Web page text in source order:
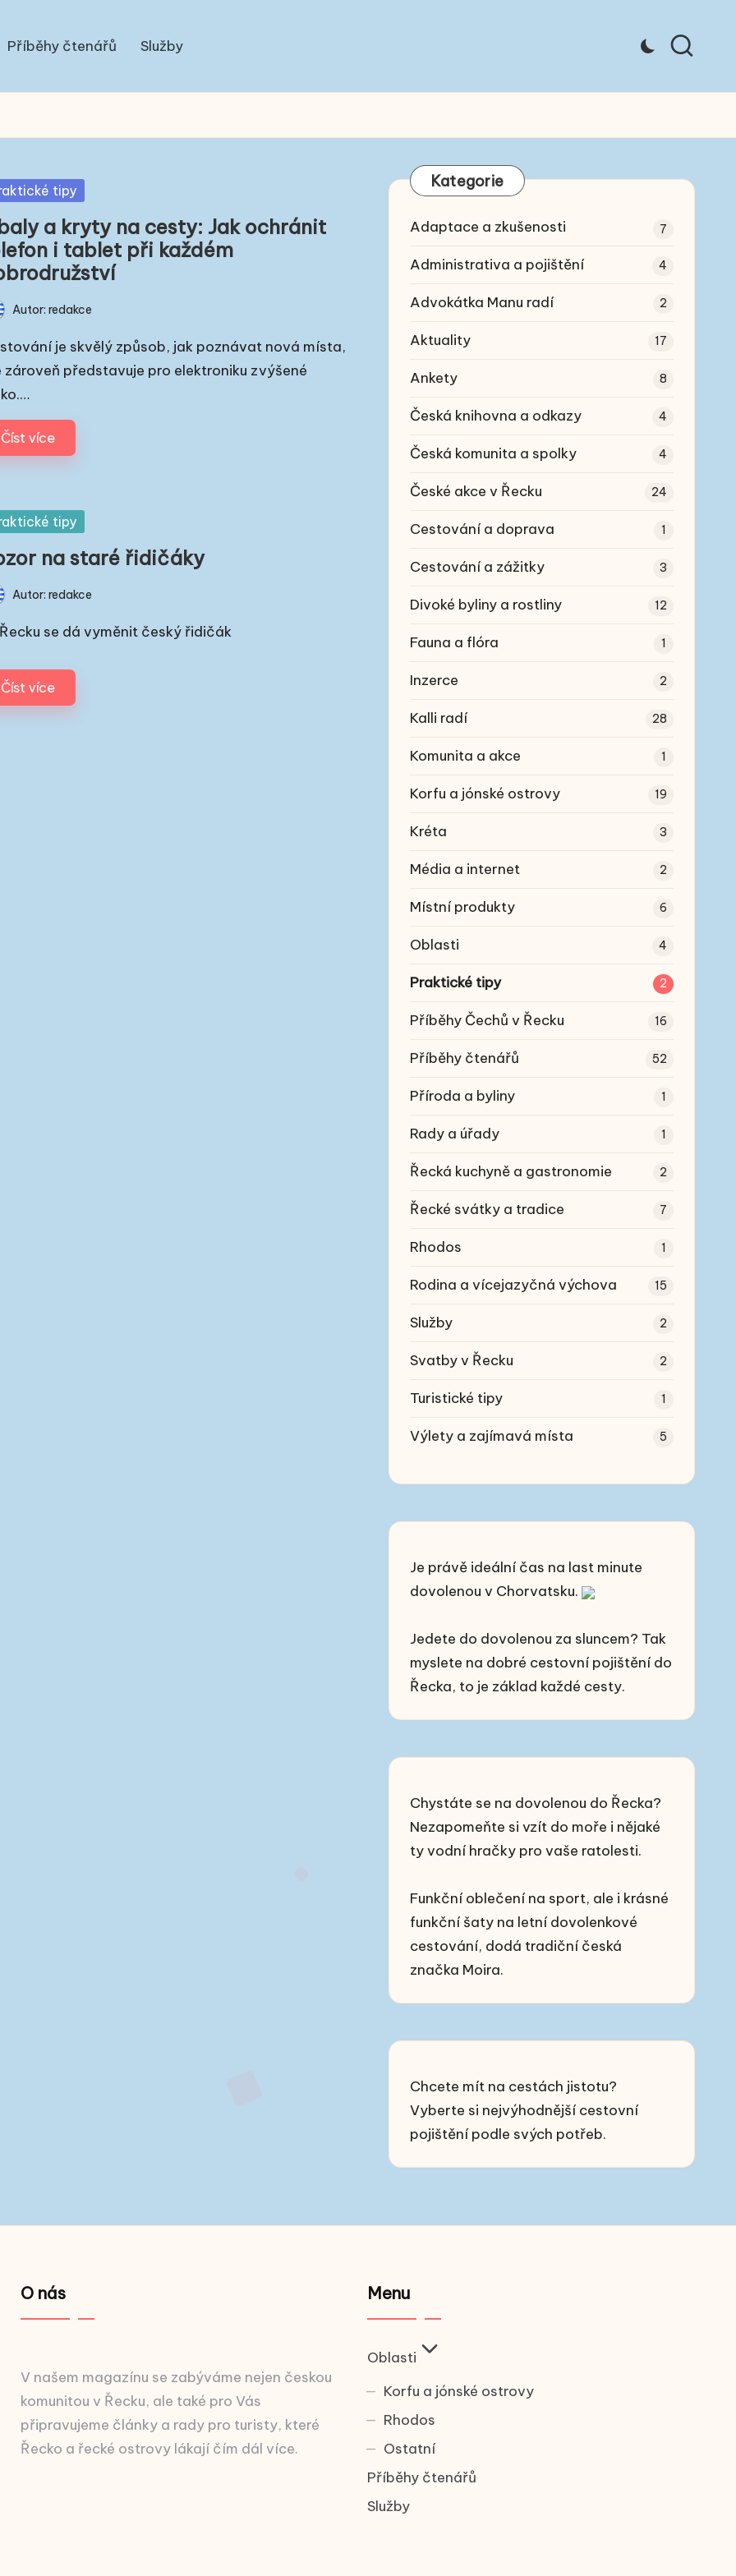
Příběhy čtenářů Služby
tipy
a kryty na cesty: Jak ochránit
i tablet při každém
Autor: redakce
je skvělý způsob, jak poznávat nová místa,
zároveň představuje pro elektroniku zvýšené
Číst více
tipy
na staré řidičáky
Autor: redakce
se dá vyměnit český řidičák
Číst více
Kategorie
Adaptace a zkušenosti 7
Administrativa a pojištění 4
Advokátka Manu radí 2
Aktuality 17
Ankety 8
Česká knihovna a odkazy 4
Česká komunita a spolky 4
České akce v Řecku 24
Cestování a doprava 1
Cestování a zážitky 3
Divoké byliny a rostliny 12
Fauna a flóra 1
Inzerce 2
Kalli radí 28
Komunita a akce 1
Korfu a jónské ostrovy 19
Kréta 3
Média a internet 2
Místní produkty 6
Oblasti 4
Praktické tipy 2
Příběhy Čechů v Řecku 16
Příběhy čtenářů 52
Příroda a byliny 1
Rady a úřady 1
Řecká kuchyně a gastronomie 2
Řecké svátky a tradice 7
Rhodos 1
Rodina a vícejazyčná výchova 15
Služby 2
Svatby v Řecku 2
Turistické tipy 1
Výlety a zajímavá místa 5
Je právě ideální čas na last minute
dovolenou v Chorvatsku.
Jedete do dovolenou za sluncem? Tak
myslete na dobré cestovní pojištění do
Řecka, to je základ každé cesty.
Chystáte se na dovolenou do Řecka?
Nezapomeňte si vzít do moře i nějaké
tyvodní hračkypro vaše ratolesti.
Funkční oblečení na sport, ale i krásné
funkční šatyna letní dovolenkové
cestování, dodá tradiční česká
značka Moira.
Chcete mít na cestách jistotu?
Vyberte si nejvýhodnější cestovní
pojištěnípodle svých potřeb.
O nás
V našem magazínu se zabýváme nejen českou
komunitou v Řecku, ale také pro Vás
připravujeme články a rady pro turisty, které
Řecko a řecké ostrovy lákají čím dál více.
Menu
Oblasti
Korfu a jónské ostrovy
Rhodos
Ostatní
Příběhy čtenářů
Služby